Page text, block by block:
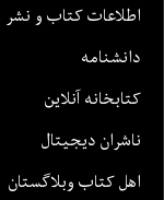
اطلاعات کتاب و نشر
دانشنامه
کتابخانه آنلاین
ناشران دیجیتال
اهل کتاب وبلاگستان